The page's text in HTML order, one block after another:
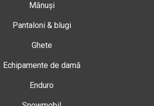
Mănuși
Pantaloni & blugi
Ghete
Echipamente de damă
Enduro